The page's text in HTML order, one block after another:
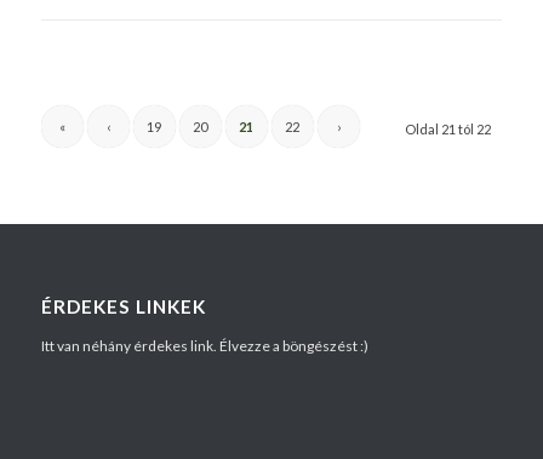
Oldal 21 tól 22
« ‹ 19 20 21 22 ›
ÉRDEKES LINKEK
Itt van néhány érdekes link. Élvezze a böngészést :)